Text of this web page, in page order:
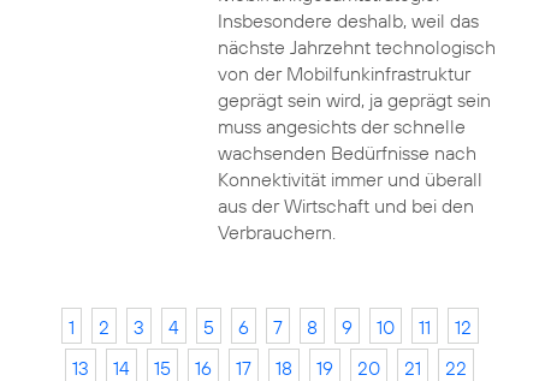
Insbesondere deshalb, weil das
nächste Jahrzehnt technologisch
von der Mobilfunkinfrastruktur
geprägt sein wird, ja geprägt sein
muss angesichts der schnelle
wachsenden Bedürfnisse nach
Konnektivität immer und überall
aus der Wirtschaft und bei den
Verbrauchern.
1 2 3 4 5 6 7 8 9 10 11
12
13
14 15 16 17 18 19 20 21
22